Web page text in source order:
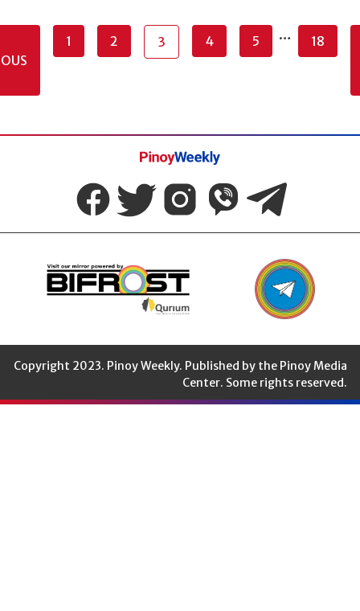
1 2 3 4 5 … 18
Pinoy
Weekly
Copyright 2023. Pinoy Weekly. Published by the Pinoy Media
Center. Some rights reserved.